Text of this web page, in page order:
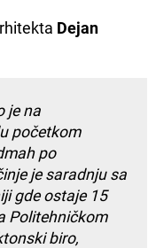
Dejan
je na
početkom
po
je saradnju sa
gde ostaje 15
Politehničkom
biro,